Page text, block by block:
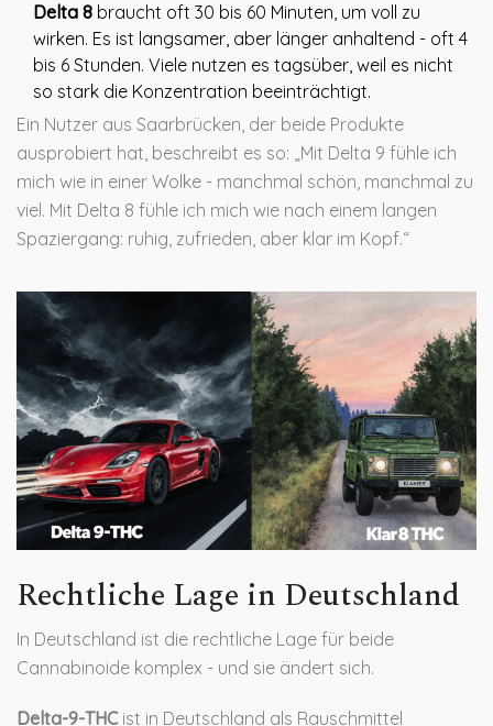
Delta 8 braucht oft 30 bis 60 Minuten, um voll zu
wirken. Es ist langsamer, aber länger anhaltend - oft 4
bis 6 Stunden. Viele nutzen es tagsüber, weil es nicht
so stark die Konzentration beeinträchtigt.
Ein Nutzer aus Saarbrücken, der beide Produkte
ausprobiert hat, beschreibt es so: „Mit Delta 9 fühle ich
mich wie in einer Wolke - manchmal schön, manchmal zu
viel. Mit Delta 8 fühle ich mich wie nach einem langen
Spaziergang: ruhig, zufrieden, aber klar im Kopf.“
Rechtliche Lage in Deutschland
In Deutschland ist die rechtliche Lage für beide
Cannabinoide komplex - und sie ändert sich.
Delta-9-THCist in Deutschland als Rauschmittel